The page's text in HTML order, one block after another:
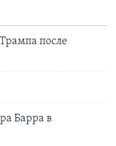
после
Барра в